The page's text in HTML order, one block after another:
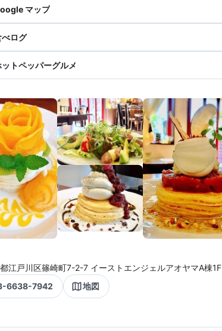
マップ
べログ
ットペッパーグルメ
江戸川区篠崎町7-2-7 イーストエンジェルアオヤマA棟1F
6638-7942
地図